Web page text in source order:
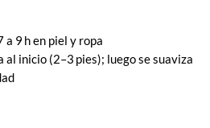
9 h en piel y ropa
inicio (2–3 pies); luego se suaviza